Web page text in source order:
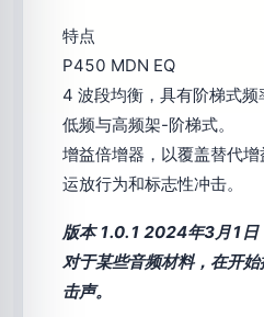
特点
P450 MDN EQ
4 波段均衡，具有阶梯式频
低频与高频架-阶梯式。
增益倍增器，以覆盖替代增
运放行为和标志性冲击。
版本 1.0.1 2024年3月1日
对于某些音频材料，在开
击声。